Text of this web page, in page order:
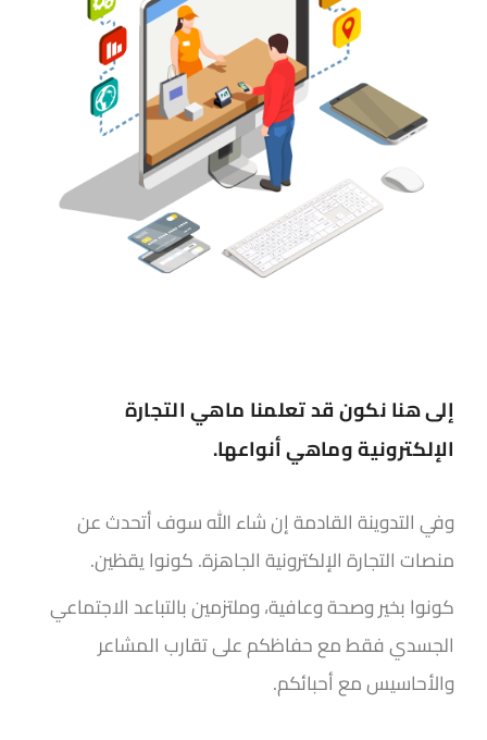
إلى هنا نكون قد تعلمنا ماهي التجارة
الإلكترونية وماهي أنواعها.
وفي التدوينة القادمة إن شاء الله سوف أتحدث عن
منصات التجارة الإلكترونية الجاهزة. كونوا يقظين.
كونوا بخير وصحة وعافية، وملتزمين بالتباعد الاجتماعي
الجسدي فقط مع حفاظكم على تقارب المشاعر
والأحاسيس مع أحبائكم.